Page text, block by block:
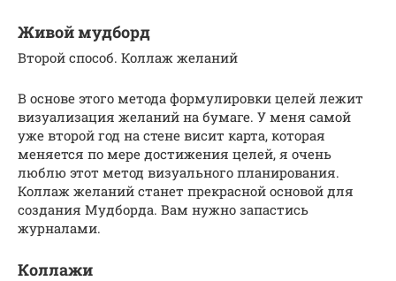
Живой мудборд
Второй способ. Коллаж желаний
В основе этого метода формулировки целей лежит
визуализация желаний на бумаге. У меня самой
уже второй год на стене висит карта, которая
меняется по мере достижения целей, я очень
люблю этот метод визуального планирования.
Коллаж желаний станет прекрасной основой для
создания Мудборда. Вам нужно запастись
журналами.
Коллажи